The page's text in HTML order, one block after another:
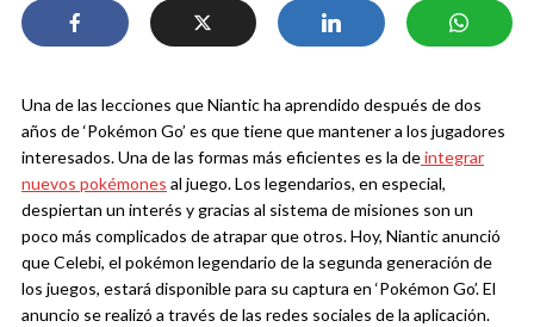
Una de las lecciones que Niantic ha aprendido después de dos
años de ‘Pokémon Go’ es que tiene que mantener a los jugadores
interesados. Una de las formas más eficientes es la deintegrar
nuevos pokémones al juego. Los legendarios, en especial,
despiertan un interés y gracias al sistema de misiones son un
poco más complicados de atrapar que otros.Hoy, Niantic anunció
que Celebi, el pokémon legendario de la segunda generación de
los juegos, estará disponible para su captura en ‘Pokémon Go’. El
anuncio se realizó a través de las redes sociales de la aplicación.